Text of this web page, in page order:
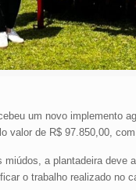
um novo implemento
valor de R$ 97.850,00,
a plantadeira
o trabalho realizado no